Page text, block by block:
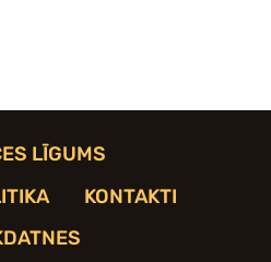
LĪGUMS
KONTAKTI